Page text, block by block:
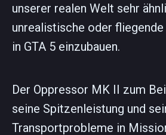
unserer realen Welt sehr
unrealistische oder
in GTA 5 einzubauen.
Der Oppressor MK II zum
seine Spitzenleistung und
Transportprobleme in